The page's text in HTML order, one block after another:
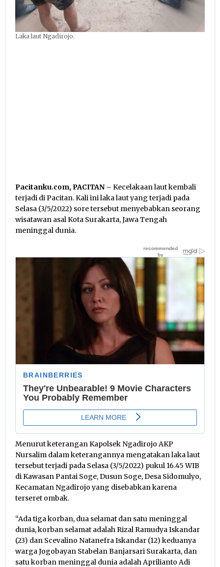
Laka laut Ngadirojo.
Pacitanku.com, PACITAN – Kecelakaan laut kembali
terjadi di Pacitan. Kali ini laka laut yang terjadi pada
Selasa (3/5/2022) sore tersebut menyebabkan seorang
wisatawan asal Kota Surakarta, Jawa Tengah
meninggal dunia.
Menurut keterangan Kapolsek Ngadirojo AKP
Nursalim dalam keterangannya mengatakan laka laut
tersebut terjadi pada Selasa (3/5/2022) pukul 16.45 WIB
di Kawasan Pantai Soge, Dusun Soge, Desa Sidomulyo,
Kecamatan Ngadirojo yang disebabkan karena
terseret ombak.
“Ada tiga korban, dua selamat dan satu meninggal
dunia, korban selamat adalah Rizal Ramudya Iskandar
(23) dan Scevalino Natanefra Iskandar (12) keduanya
warga Jogobayan Stabelan Banjarsari Surakarta, dan
satu korban meninggal dunia adalah Aprilianto Adi